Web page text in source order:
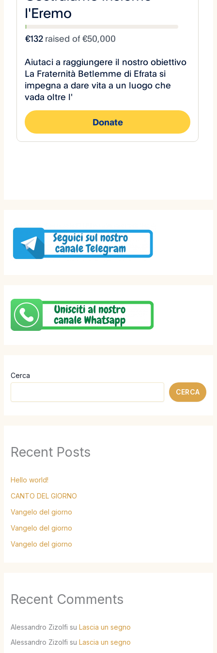
Cerca
CERCA
Recent Posts
Hello world!
CANTO DEL GIORNO
Vangelo del giorno
Vangelo del giorno
Vangelo del giorno
Recent Comments
Alessandro Zizolfi su Lascia un segno
Alessandro Zizolfi su Lascia un segno